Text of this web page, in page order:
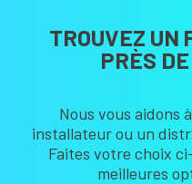
TROUVEZ UN
PRÈS
Nous vous aidons
installateur ou un
Faites votre choix
meilleures